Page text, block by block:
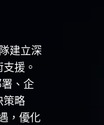
建立深
援。
、企
策略
，優化